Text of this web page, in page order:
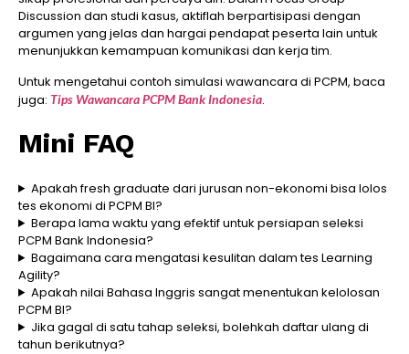
Discussion dan studi kasus, aktiflah berpartisipasi dengan
argumen yang jelas dan hargai pendapat peserta lain untuk
menunjukkan kemampuan komunikasi dan kerja tim.
Untuk mengetahui contoh simulasi wawancara di PCPM, baca
juga: Tips Wawancara PCPM Bank Indonesia.
Mini FAQ
Apakah fresh graduate dari jurusan non-ekonomi bisa lolos
tes ekonomi di PCPM BI?
Berapa lama waktu yang efektif untuk persiapan seleksi
PCPM Bank Indonesia?
Bagaimana cara mengatasi kesulitan dalam tes Learning
Agility?
Apakah nilai Bahasa Inggris sangat menentukan kelolosan
PCPM BI?
Jika gagal di satu tahap seleksi, bolehkah daftar ulang di
tahun berikutnya?